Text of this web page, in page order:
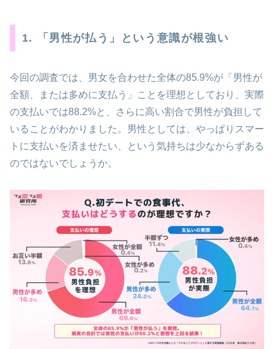
1. 「男性が払う」という意識が根強い
今回の調査では、男女を合わせた全体の85.9%が「男性が
全額、または多めに支払う」ことを理想としており、実際
の支払いでは88.2%と、さらに高い割合で男性が負担して
いることがわかりました。男性としては、やっぱりスマー
トに支払いを済ませたい、という気持ちは少なからずある
のではないでしょうか。